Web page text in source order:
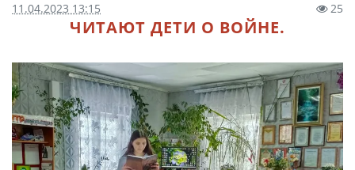
11.04.2023 13:15 25
ЧИТАЮТ ДЕТИ О ВОЙНЕ.